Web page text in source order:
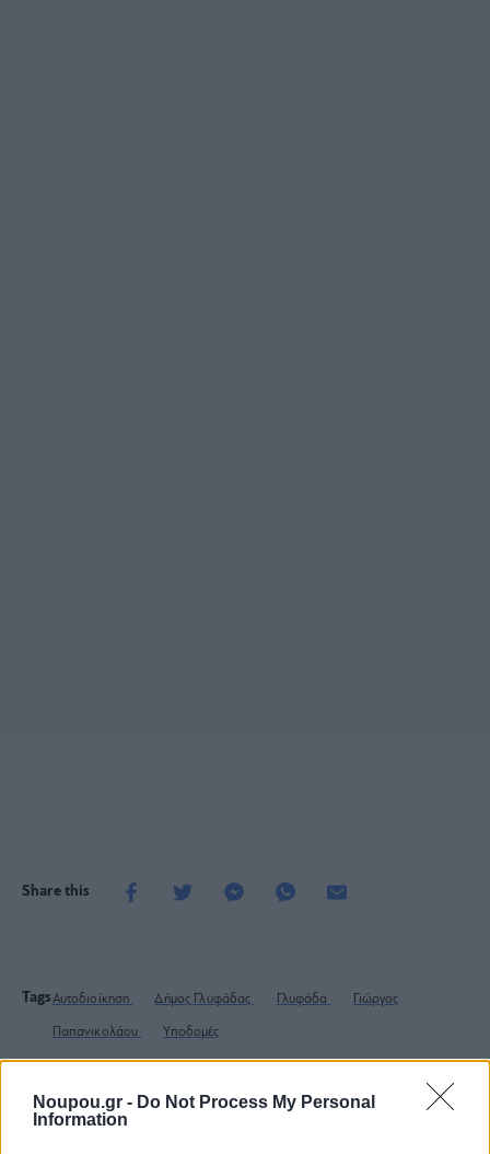
Noupou.gr - Do Not Process My Personal
Information
Share this
TagsΑυτοδιοίκηση Δήμος Γλυφάδας Γλυφάδα Γιώργος
Παπανικολάου Υποδομές
Ποιος είναι ο καλύτερος